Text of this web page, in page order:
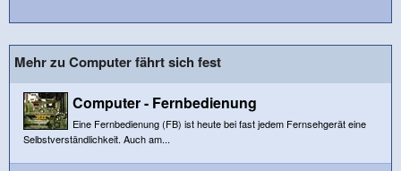
Mehr zu Computer fährt sich fest
Computer - Fernbedienung
Eine Fernbedienung (FB) ist heute bei fast jedem Fernsehgerät eine
Selbstverständlichkeit. Auch am...